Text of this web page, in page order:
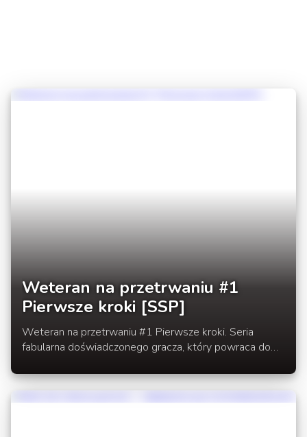
Weteran na przetrwaniu #1
Pierwsze kroki [SSP]
Weteran na przetrwaniu #1 Pierwsze kroki. Seria
fabularna doświadczonego gracza, który powraca do